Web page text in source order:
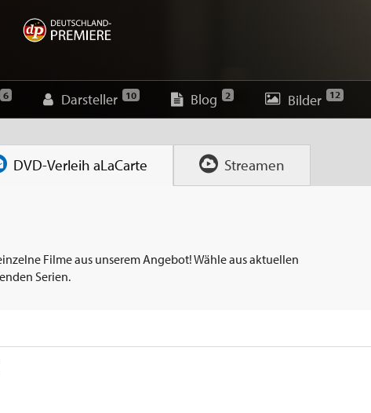
6 Darsteller 10 Blog 2 Bilder 12
DVD-Verleih aLaCarte Streamen
Filme aus unserem Angebot! Wähle aus aktuellen
Serien.